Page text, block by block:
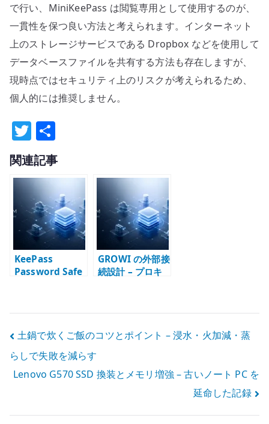
で行い、MiniKeePass は閲覧専用として使用するのが、
一貫性を保つ良い方法と考えられます。インターネット
上のストレージサービスである Dropbox などを使用して
データベースファイルを共有する方法も存在しますが、
現時点ではセキュリティ上のリスクが考えられるため、
個人的には推奨しません。
T
w
it
te
r
有
関連記事
KeePass
Password Safe
GROWI の外部接
続設計 – プロキ
分けて考える
投
稿
ナ
ビ
土鍋で炊くご飯のコツとポイント – 浸水・火加減・蒸
らしで失敗を減らす
Lenovo G570 SSD 換装とメモリ増強 – 古いノート PC を
延命した記録